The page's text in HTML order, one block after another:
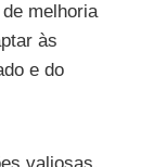
melhoria
às
e do